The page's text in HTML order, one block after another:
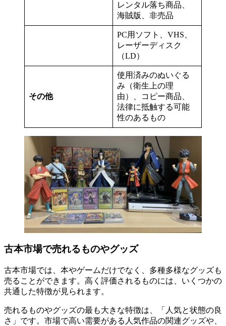
レンタル落ち商品、
海賊版、非売品
PC用ソフト、VHS、
レーザーディスク
（LD）
その他
使用済みのぬいぐる
み（衛生上の理
由）、コピー商品、
法律に抵触する可能
性のあるもの
古本市場で売れるものやグッズ
古本市場では、本やゲームだけでなく、多種多様なグッズも
売ることができます。高く評価されるものには、いくつかの
共通した特徴が見られます。
売れるものやグッズの最も大きな特徴は、「人気と状態の良
さ」です。市場で高い需要がある人気作品の関連グッズや、